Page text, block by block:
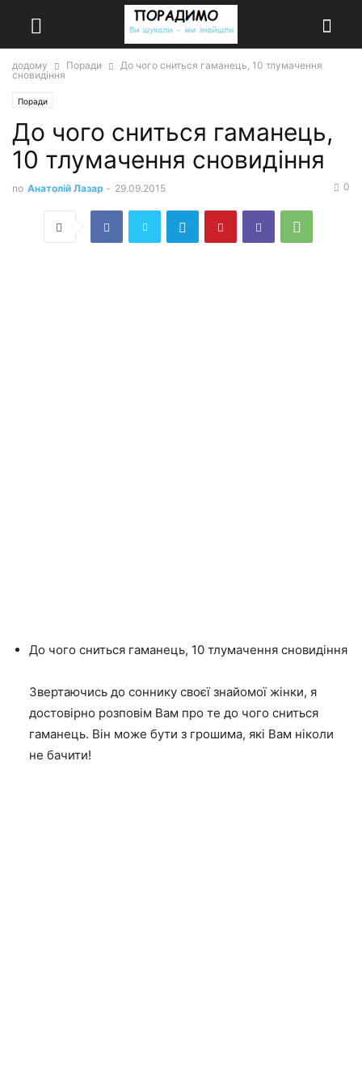
додому Поради
До чого сниться гаманець, 10 тлумачення
сновидіння
Поради
До чого сниться гаманець,
10 тлумачення сновидіння
по Анатолій Лазар - 29.09.2015 0
До чого сниться гаманець, 10 тлумачення сновидіння
Звертаючись до соннику своєї знайомої жінки, я
достовірно розповім Вам про те до чого сниться
гаманець. Він може бути з грошима, які Вам ніколи
не бачити!